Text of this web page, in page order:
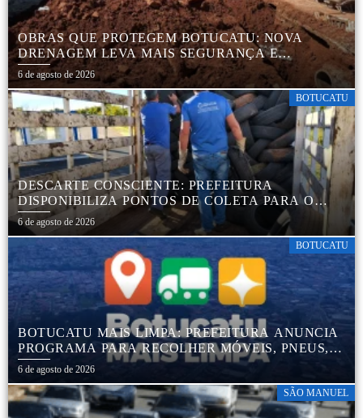
OBRAS QUE PROTEGEM BOTUCATU: NOVA
DRENAGEM LEVA MAIS SEGURANÇA E
TRANQUILIDADE AOS MORADORES DA COHAB
5
6 de agosto de 2026
BOTUCATU
DESCARTE CONSCIENTE: PREFEITURA
DISPONIBILIZA PONTOS DE COLETA PARA O
DESCARTE AMBIENTALMENTE CORRETO DE
PNEUS, GARANTINDO DESTINAÇÃO ADEQUADA
E PRESERVAÇÃO AMBIENTAL
6 de agosto de 2026
BOTUCATU
BOTUCATU MAIS LIMPA: PREFEITURA ANUNCIA
PROGRAMA PARA RECOLHER MÓVEIS, PNEUS,
COLCHÕES E OUTROS MATERIAIS SEM USO
6 de agosto de 2026
SÃO MANUEL